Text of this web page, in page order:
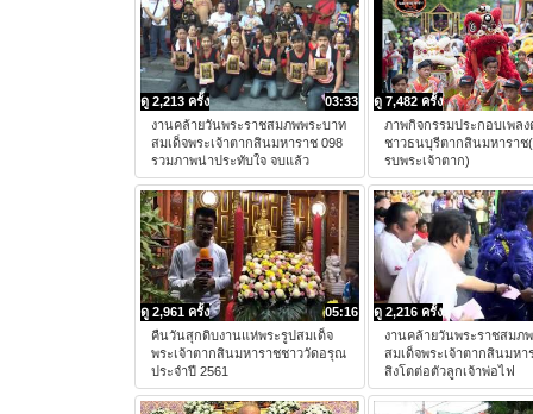
03:33
ดู 2,213 ครั้ง
งานคล้ายวันพระราชสมภพพระบาท
สมเด็จพระเจ้าตากสินมหาราช 098
รวมภาพน่าประทับใจ จบแล้ว
ดู 7,482 ครั้ง
ภาพกิจกรรมประกอบเพลง
ชาวธนบุรีตากสินมหาราช
รบพระเจ้าตาก)
05:16
ดู 2,961 ครั้ง
คืนวันสุกดิบงานแห่พระรูปสมเด็จ
พระเจ้าตากสินมหาราชชาววัดอรุณ
ประจำปี 2561
ดู 2,216 ครั้ง
งานคล้ายวันพระราชสมภ
สมเด็จพระเจ้าตากสินมหา
สิงโตต่อตัวลูกเจ้าพ่อไฟ